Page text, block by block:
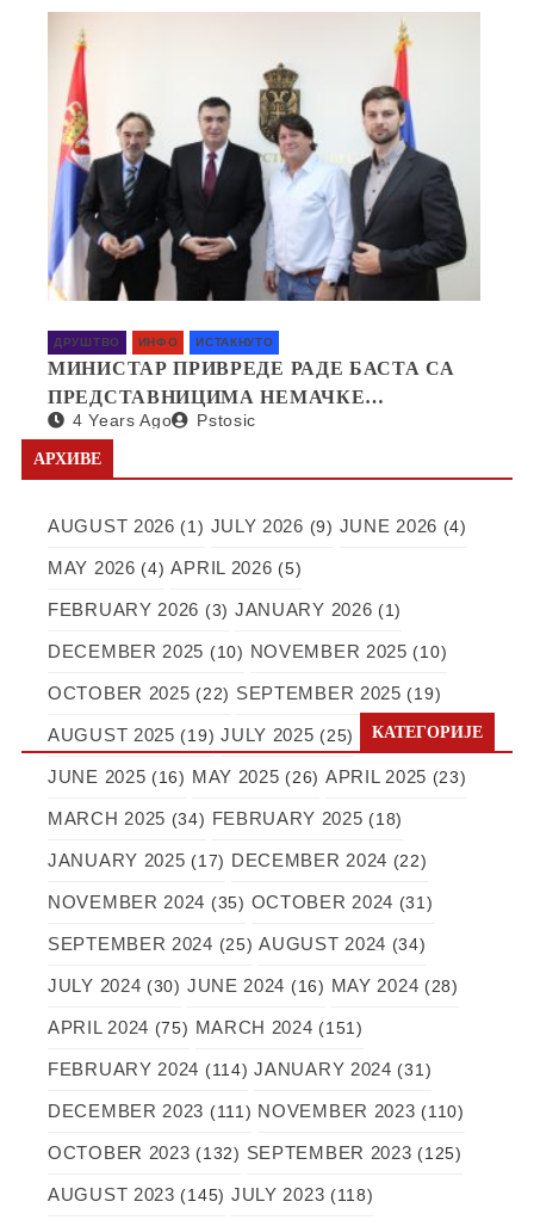
ДРУШТВО ИНФО ИСТАКНУТО
МИНИСТАР ПРИВРЕДЕ РАДЕ БАСТА СА
ПРЕДСТАВНИЦИМА НЕМАЧКЕ
КОМПАНИЈЕ SAPI О ОТВАРАЊУ
ФАБРИКЕ У СРБИЈИ
4 Years Ago Pstosic
АРХИВЕ
AUGUST 2026 (1) JULY 2026 (9) JUNE 2026 (4)
MAY 2026 (4) APRIL 2026 (5)
FEBRUARY 2026 (3) JANUARY 2026 (1)
DECEMBER 2025 (10) NOVEMBER 2025 (10)
OCTOBER 2025 (22) SEPTEMBER 2025 (19)
AUGUST 2025 (19) JULY 2025 (25)
JUNE 2025 (16) MAY 2025 (26) APRIL 2025 (23)
MARCH 2025 (34) FEBRUARY 2025 (18)
JANUARY 2025 (17) DECEMBER 2024 (22)
NOVEMBER 2024 (35) OCTOBER 2024 (31)
SEPTEMBER 2024 (25) AUGUST 2024 (34)
JULY 2024 (30) JUNE 2024 (16) MAY 2024 (28)
APRIL 2024 (75) MARCH 2024 (151)
FEBRUARY 2024 (114) JANUARY 2024 (31)
DECEMBER 2023 (111) NOVEMBER 2023 (110)
OCTOBER 2023 (132) SEPTEMBER 2023 (125)
AUGUST 2023 (145) JULY 2023 (118)
КАТЕГОРИЈЕ